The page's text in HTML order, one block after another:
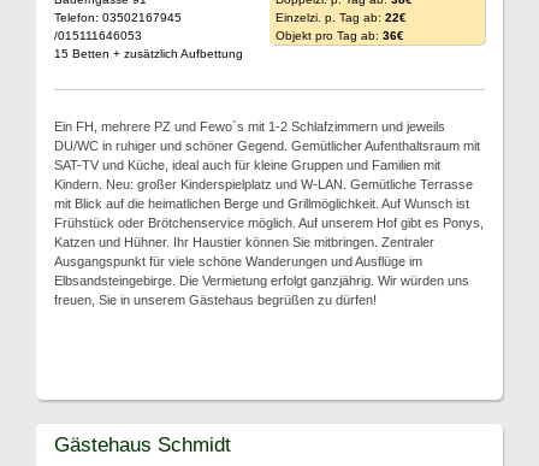
Telefon: 03502167945
/015111646053
15 Betten + zusätzlich Aufbettung
Einzelzi. p. Tag ab: 22€
Objekt pro Tag ab: 36€
Ein FH, mehrere PZ und Fewo`s mit 1-2 Schlafzimmern und jeweils
DU/WC in ruhiger und schöner Gegend. Gemütlicher Aufenthaltsraum mit
SAT-TV und Küche, ideal auch für kleine Gruppen und Familien mit
Kindern. Neu: großer Kinderspielplatz und W-LAN. Gemütliche Terrasse
mit Blick auf die heimatlichen Berge und Grillmöglichkeit. Auf Wunsch ist
Frühstück oder Brötchenservice möglich. Auf unserem Hof gibt es Ponys,
Katzen und Hühner. Ihr Haustier können Sie mitbringen. Zentraler
Ausgangspunkt für viele schöne Wanderungen und Ausflüge im
Elbsandsteingebirge. Die Vermietung erfolgt ganzjährig. Wir würden uns
freuen, Sie in unserem Gästehaus begrüßen zu dürfen!
Gästehaus Schmidt